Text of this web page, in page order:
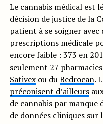
Le cannabis médical est
décision de justice de la
patient à se soigner avec
prescriptions médicale
encore faible : 373 en
seulement 27
Sativexou duBedrocan.
préconisent d’ailleurs
de cannabis par manque
de données cliniques